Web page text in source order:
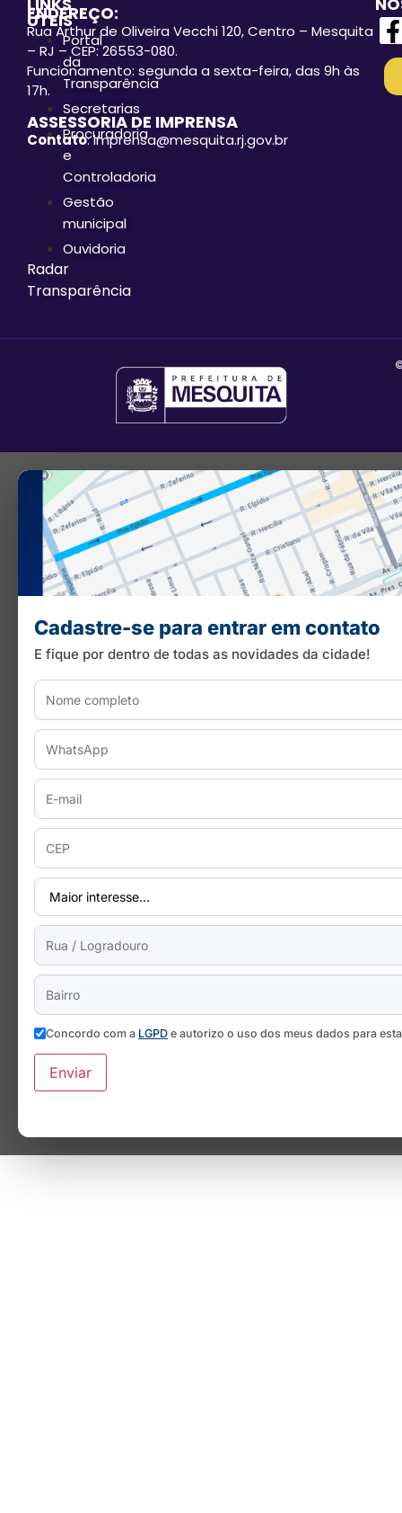
ÚTEIS
Portal
da
Transparência
Secretarias
Procuradoria
e
Controladoria
Gestão
municipal
Ouvidoria
Radar
Transparência
ENDEREÇO:
Rua Arthur de Oliveira Vecchi 120, Centro – Mesquita
– RJ – CEP: 26553-080.
Funcionamento: segunda a sexta-feira, das 9h às
17h.
ASSESSORIA DE IMPRENSA
Contato: imprensa@mesquita.rj.gov.br
Cadastre-se para entrar em contato
E fique por dentro de todas as novidades da cidade!
Concordo com a LGPD e autorizo o uso dos meus dados para
Enviar